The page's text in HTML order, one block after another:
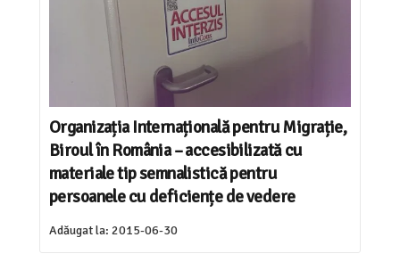
Organizația Internațională pentru Migrație,
Biroul în România – accesibilizată cu
materiale tip semnalistică pentru
persoanele cu deficiențe de vedere
Adăugat la: 2015-06-30